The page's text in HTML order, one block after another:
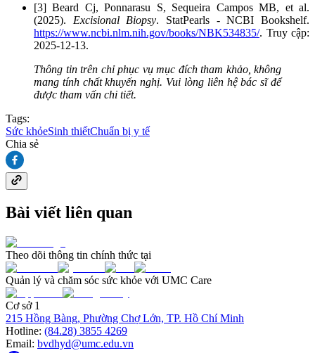
[3] Beard Cj, Ponnarasu S, Sequeira Campos MB, et al.
(2025). Excisional Biopsy. StatPearls - NCBI Bookshelf.
https://www.ncbi.nlm.nih.gov/books/NBK534835/. Truy cập:
2025-12-13.
Thông tin trên chỉ phục vụ mục đích tham khảo, không
mang tính chất khuyến nghị. Vui lòng liên hệ bác sĩ để
được tham vấn chi tiết.
Tags:
Sức khỏeSinh thiếtChuẩn bị y tế
Chia sẻ
Bài viết liên quan
Theo dõi thông tin chính thức tại
Quản lý và chăm sóc sức khỏe với UMC Care
Cơ sở 1
215 Hồng Bàng, Phường Chợ Lớn, TP. Hồ Chí Minh
Hotline: (84.28) 3855 4269
Email: bvdhyd@umc.edu.vn